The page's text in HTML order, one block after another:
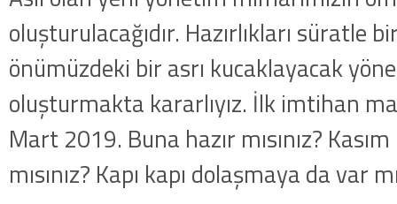
oluşturulacağıdır. Hazırlıkları süratle
önümüzdeki bir asrı kucaklayacak
oluşturmakta kararlıyız. İlk imtihan
Mart 2019. Buna hazır mısınız?
mısınız? Kapı kapı dolaşmaya da var